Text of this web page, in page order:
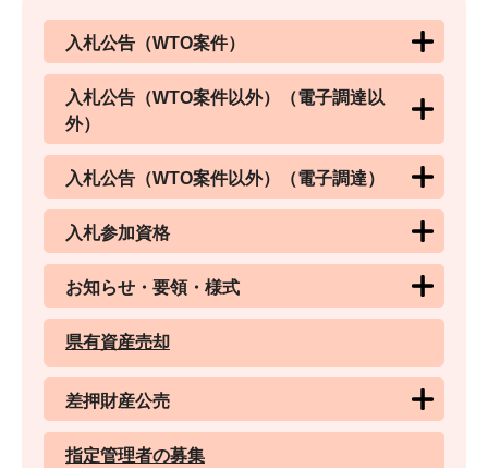
入札公告（WTO案件）
入札公告（WTO案件以外）（電子調達以
外）
入札公告（WTO案件以外）（電子調達）
入札参加資格
お知らせ・要領・様式
県有資産売却
差押財産公売
指定管理者の募集